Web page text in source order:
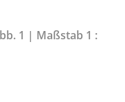
1 | Maßstab 1 :